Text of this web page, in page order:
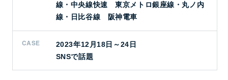
線・中央線快速 東京メトロ銀座線・丸ノ内
線・日比谷線 阪神電車
CASE
2023年12月18日～24日
SNSで話題